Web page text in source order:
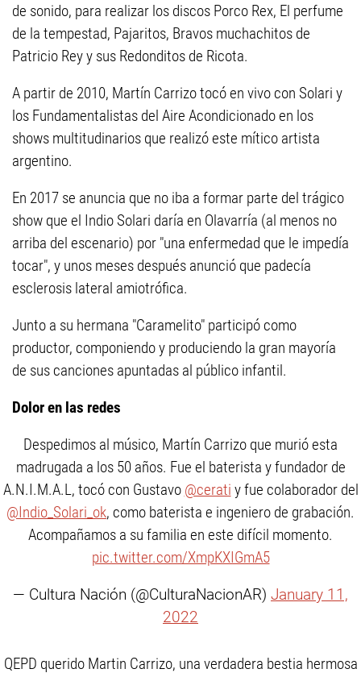
de sonido, para realizar los discos Porco Rex, El perfume
de la tempestad, Pajaritos, Bravos muchachitos de
Patricio Rey y sus Redonditos de Ricota.
A partir de 2010, Martín Carrizo tocó en vivo con Solari y
los Fundamentalistas del Aire Acondicionado en los
shows multitudinarios que realizó este mítico artista
argentino.
En 2017 se anuncia que no iba a formar parte del trágico
show que el Indio Solari daría en Olavarría (al menos no
arriba del escenario) por "una enfermedad que le impedía
tocar", y unos meses después anunció que padecía
esclerosis lateral amiotrófica.
Junto a su hermana "Caramelito" participó como
productor, componiendo y produciendo la gran mayoría
de sus canciones apuntadas al público infantil.
Dolor en las redes
Despedimos al músico, Martín Carrizo que murió esta
madrugada a los 50 años. Fue el baterista y fundador de
A.N.I.M.A.L, tocó con Gustavo @cerati y fue colaborador del
@Indio_Solari_ok, como baterista e ingeniero de grabación.
Acompañamos a su familia en este difícil momento.
pic.twitter.com/XmpKXIGmA5
— Cultura Nación (@CulturaNacionAR) January 11,
2022
QEPD querido Martin Carrizo, una verdadera bestia hermosa